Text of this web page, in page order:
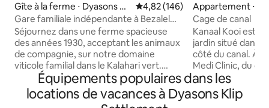
Gîte à la ferme ⋅ Dyasons Kli
p Settlement
Évaluation moyenne sur la
4,82 (146)
Gare familiale indépendante à Bezalel
Estate
Séjournez dans une ferme spacieuse
des années 1930, acceptant les animaux
de compagnie, sur notre domaine
viticole familial dans le Kalahari vert.
Parfait pour les familles, les groupes et
les séjours plus longs à la recherche
d'intimité, de confort et de vues
Appartement ⋅
Cage de canal
Kanaal Kooi est
jardin situé dans
côté du canal. À 5 minutes en voiture de
Medi Clinic, du
Kalahari et de
à 10 minutes en
Upington et de
Équipements populaires dans les
locations de vacances à Dyasons Klip